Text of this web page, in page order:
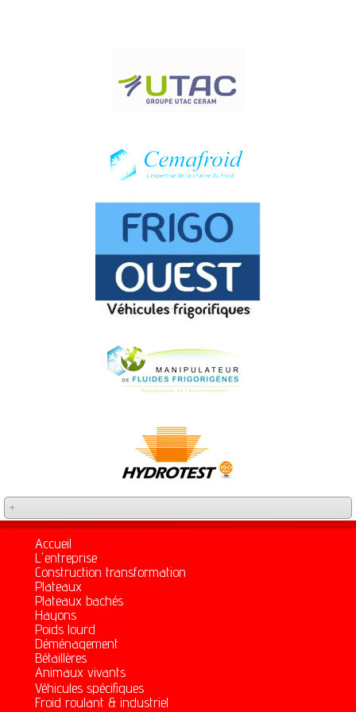
+
Accueil
L'entreprise
Construction transformation
Plateaux
Plateaux bachés
Hayons
Poids lourd
Déménagement
Bétaillères
Animaux vivants
Véhicules spécifiques
Froid roulant & industriel